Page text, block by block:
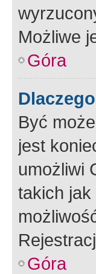
Możliwe
Góra
Być
jest
umożliwi
takich jak
Góra